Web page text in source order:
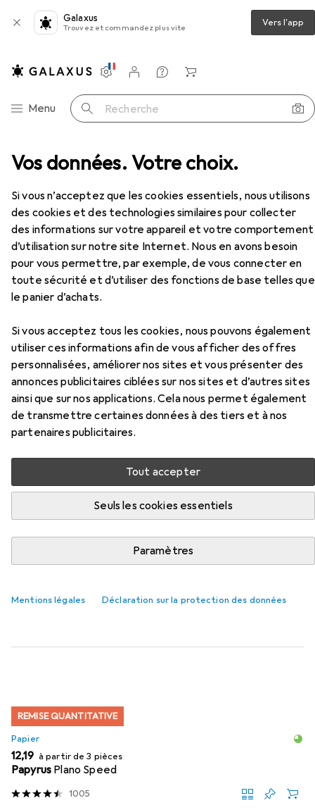
Vos données. Votre choix.
Si vous n’acceptez que les cookies essentiels, nous utilisons
des cookies et des technologies similaires pour collecter
des informations sur votre appareil et votre comportement
d’utilisation sur notre site Internet. Nous en avons besoin
pour vous permettre, par exemple, de vous connecter en
toute sécurité et d’utiliser des fonctions de base telles que
le panier d’achats.
Si vous acceptez tous les cookies, nous pouvons également
utiliser ces informations afin de vous afficher des offres
personnalisées, améliorer nos sites et vous présenter des
annonces publicitaires ciblées sur nos sites et d’autres sites
ainsi que sur nos applications. Cela nous permet également
de transmettre certaines données à des tiers et à nos
partenaires publicitaires.
Tout accepter
Seuls les cookies essentiels
Paramètres
Mentions légales Déclaration sur la protection des données
Galaxus
Trouvez et commandez plus vite Vers l'app
Navigation par catégorie
Menu Recherche
Paramètres
Compte client
Listes de comparaison
Listes d'envies
Panier
d'impression Canon Cli-8 M Ink Blister W/Sec
EUR
21,90
Canon
Cli-8 M Ink Blister W/Sec
Accessoires pour Canon Cli-8 M
Ink Blister W/Sec
Ici, vous trouverez des accessoires compatibles avec le
produit Canon Cli-8 M Ink Blister W/Sec de la catégorie
Papier.
Pertinence
EUR
6,40 à partir de 3 pièces
A4, 500 feuilles, 80 g/m²
REMISE QUANTITATIVE
Papier
EUR
12,19 à partir de 3 pièces
Papyrus Plano Speed
1005